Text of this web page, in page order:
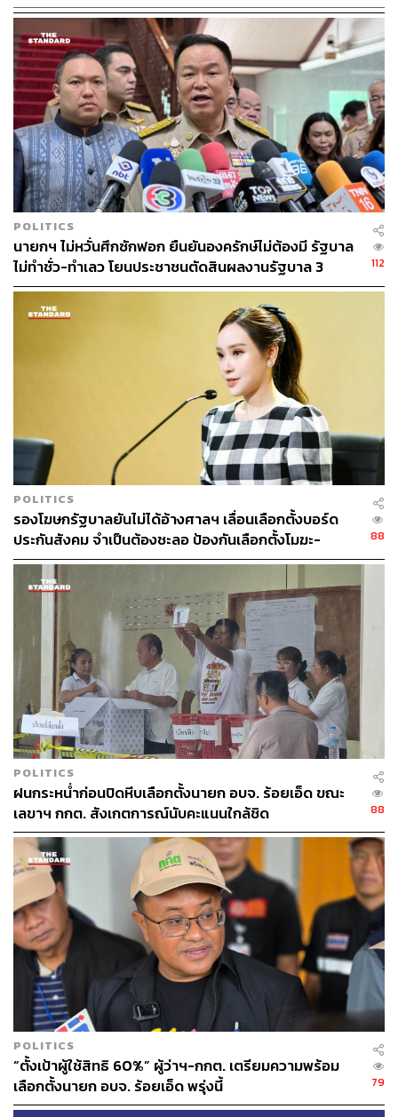
สองคือ หว่านงบลงพื้นที่ครั้งสุดท้าย ก่อนเปิดเกมเลือกตั้ง
อนุญาตให้พรรคการเมืองดำเนินกิจกรรมทางการเมือง โดย
กระจายงบผ่านโครงการไทยนิยม อ้างว่า ‘กระตุ้นเศรษฐกิจ
ฐานราก’ ใน 82,474 หมู่บ้าน รับไปชุมชนละไม่เกิน 2 แสน
บาท รวมหว่านเงินราว 16,474 ล้านบาท
สามคือ ปรับทัศนคติ-เปลี่ยนผลการเลือกตั้ง เมื่อตรวจสอบใน
คู่มือการขับเคลื่อนการพัฒนาประเทศตามโครงการไทยนิ
ยมฯ ซึ่งมีลักษณะคล้าย ‘บทละคร’ ที่ข้าราชการต้องอ่านและ
ทำความเข้าใจก่อนจะลงพื้นที่ คู่มือนี้กำหนดให้วิทยากรต้อง
ไปเทศนา บรรยายและถามตอบกับชาวบ้านถึงประเด็นเหล่านี้
เช่น ประชาธิปไตยคืออะไร ความเป็นไทยคืออะไร
ประชาธิปไตยแบบไหนที่เหมาะสมกับสังคมไทย คนดีใน
หมู่บ้านเราเป็นอย่างไร นักการเมืองที่ให้เงินชาวบ้านถือเป็น
คนดีหรือไม่ หรือนัยหนึ่งคือชี้ชวนให้ชาวบ้านเห็นว่า อย่า
เลือกนักการเมืองเลวแบบเดิม ประเทศนี้ต้องการคนดีมาปก
ไทยนิยมฯ ถูกมั่นหมายจาก คสช. ให้เป็นการตีฆ้องร้องป่าวผล
งานเป็นครั้งสุดท้ายก่อนสนามเลือกตั้งจะถูกเปิดเป็นทางการ
ตั้งใจให้เป็น ‘ครม. ท้องถิ่น’ ไปเยี่ยมชาวบ้านถึงศาลากลาง
ชุมชน เพราะเวลาลงพื้นที่ ทีมวิทยากรไทยนิยมฯ จะไปครบ
ทุกส่วนราชการในอำเภอ แต่บรรดาข้าราชการรู้ดีว่า
โครงการนี้ ‘ล้มเหลว’ เพราะสายตาชาวบ้านไม่ได้ฟังอย่างเอา
จริงเอาจัง หมดยุคสมัยของการเทศนาสั่งสอน ที่ใครจะมา
ล้างสมองได้ ขณะที่ประชาชนก็รู้ดี ใครเอางบมาให้ก็รับไว้
ไปโครงการไทยนิยมก็ไปร่วมพอเป็นพิธี…ได้ทานข้าวเย็นฟรี
ก็พอ
5. การโฆษณาชวนเชื่ออย่างเป็นระบบ ทั้งโดยรัฐและเอกชน
มืออาชีพ– ถ้าระบอบประยุทธ์ได้กลับมามีอำนาจอีกครั้งหลัง
การเลือกตั้งในปีหน้า ต้องปักหมุดไว้ว่าเดือนเมษายน 2561
เป็นเดือนที่สำคัญของปฏิทินการเมือง เพราะรัฐบาลประยุทธ์
โดย ‘PR Man’ กอบศักดิ์ ภูตระกูล รัฐมนตรีประจำสำนักนายก
รัฐมนตรี ซึ่งเป็นคนที่นายกไว้ใจ พูดอะไรแล้วนายกเชื่อมาก
ที่สุดขณะนี้ เดินเครื่องโหมโฆษณาประชาสัมพันธ์ผลงาน
รัฐบาลอย่างหนักหน่วงตั้งแต่เมษายนเป็นต้นมา โดยยึดหลัก 4
ยุทธศาสตร์การ PR
POLITICS
นายกฯ ไม่หวั่นศึกซักฟอก ยืนยันองครักษ์ไม่ต้องมี รัฐบาล
ไม่ทำชั่ว-ทำเลว โยนประชาชนตัดสินผลงานรัฐบาล 3
เดือน
112
POLITICS
รองโฆษกรัฐบาลยันไม่ได้อ้างศาลฯ เลื่อนเลือกตั้งบอร์ด
ประกันสังคม จำเป็นต้องชะลอ ป้องกันเลือกตั้งโมฆะ-
ปกป้องสิทธิผู้ประกันตน
88
POLITICS
ฝนกระหน่ำก่อนปิดหีบเลือกตั้งนายก อบจ. ร้อยเอ็ด ขณะ
เลขาฯ กกต. สังเกตการณ์นับคะแนนใกล้ชิด
88
POLITICS
“ตั้งเป้าผู้ใช้สิทธิ 60%” ผู้ว่าฯ-กกต. เตรียมความพร้อม
เลือกตั้งนายก อบจ. ร้อยเอ็ด พรุ่งนี้
79